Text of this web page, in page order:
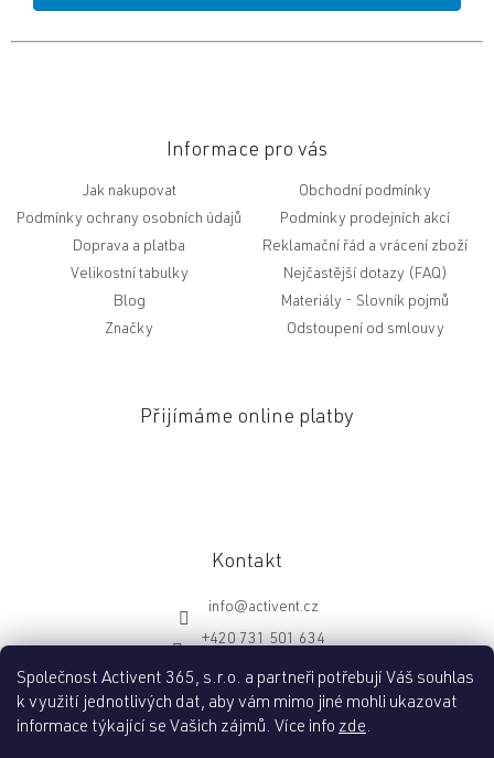
Společnost Activent 365, s.r.o. a partneři potřebují Váš souhlas
k využití jednotlivých dat, aby vám mimo jiné mohli ukazovat
informace týkající se Vašich zájmů. Více info zde.
Informace pro vás
Jak nakupovat
Obchodní podmínky
Podmínky ochrany osobních údajů
Podmínky prodejních akcí
Doprava a platba
Reklamační řád a vrácení zboží
Velikostní tabulky
Nejčastější dotazy (FAQ)
Blog
Slovník pojmů
Značky
Odstoupení od smlouvy
Přijímáme online platby
Kontakt
info@activent.cz
+420 731 501 634
http://fb.com/activentcz